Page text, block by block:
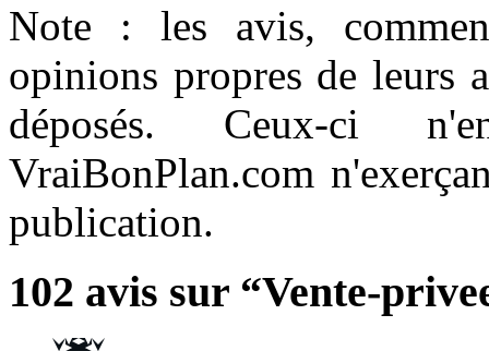
Note : les avis,
opinions propres de leurs
déposés. Ceux-ci
VraiBonPlan.com
publication.
102 avis sur “Vente-